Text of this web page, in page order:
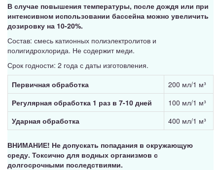
В случае повышения температуры, после дождя или при
интенсивном использовании бассейна можно увеличить
дозировку на 10-20%.
Состав: смесь катионных полиэлектролитов и
полигидрохлорида. Не содержит меди.
Срок годности: 2 года с даты изготовления.
Первичная обработка
200 мл/1 м³
Регулярная обработка 1 раз в 7-10 дней
100 мл/1 м³
Ударная обработка
400 мл/1 м³
ВНИМАНИЕ! Не допускать попадания в окружающую
среду. Токсично для водных организмов с
долгосрочными последствиями.